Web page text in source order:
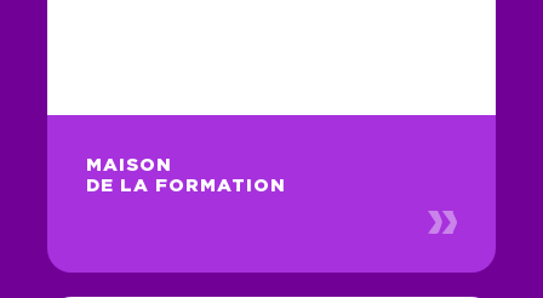
MAISON
DE LA FORMATION